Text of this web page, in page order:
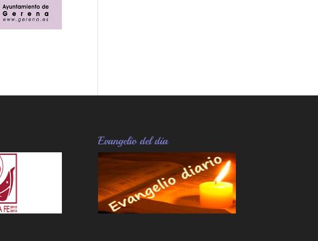
Evangelio del dia